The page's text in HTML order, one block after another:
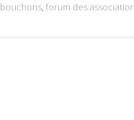
bouchons, forum des